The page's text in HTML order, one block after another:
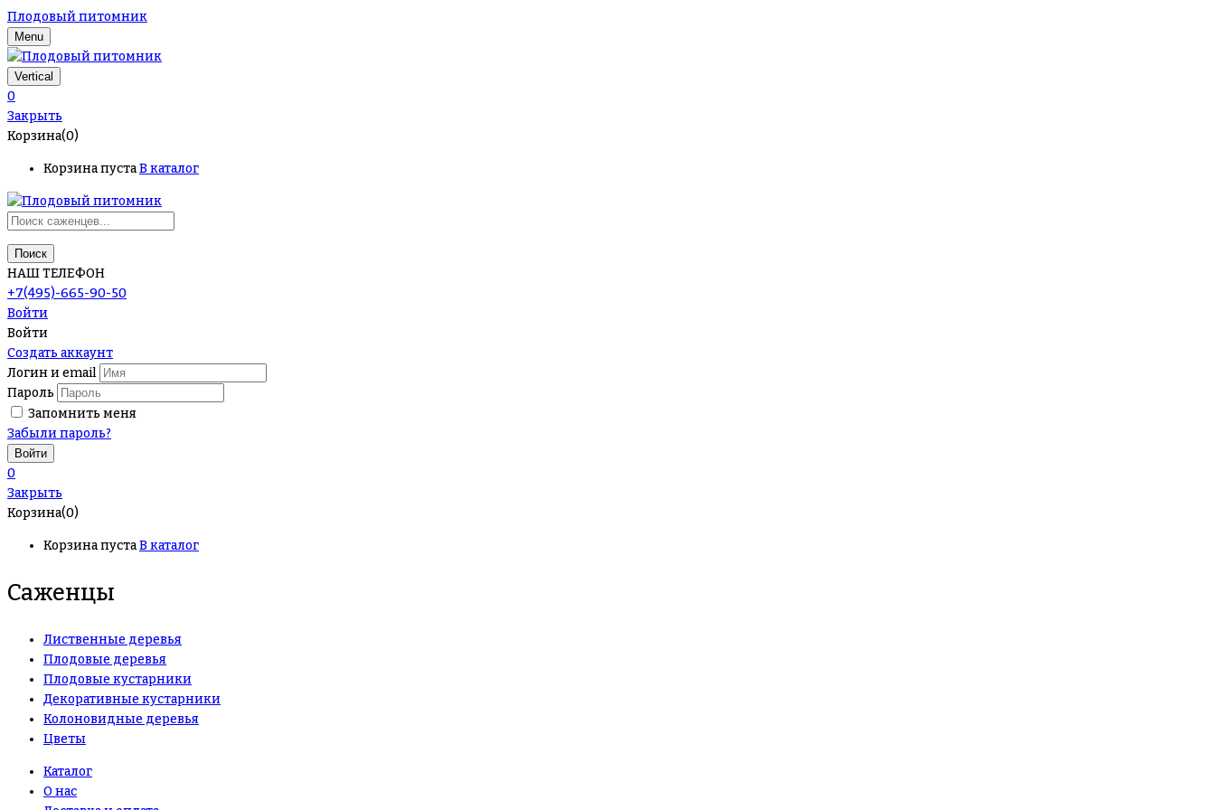
Плодовый питомник
Menu
Vertical
0
Закрыть
Корзина(0)
Корзина пустаВ каталог
Поиск
НАШ ТЕЛЕФОН
+7(495)-665-90-50
Войти
Войти
Создать аккаунт
Логин и email
Пароль
Запомнить меня
Забыли пароль?
0
Закрыть
Корзина(0)
Корзина пустаВ каталог
Саженцы
Лиственные деревья
Плодовые деревья
Плодовые кустарники
Декоративные кустарники
Колоновидные деревья
Цветы
Каталог
О нас